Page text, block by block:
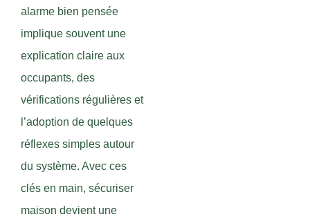
alarme bien pensée
implique souvent une
explication claire aux
occupants, des
vérifications régulières et
l’adoption de quelques
réflexes simples autour
du système. Avec ces
clés en main, sécuriser
maison devient une